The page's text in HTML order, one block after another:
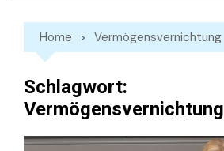
Home Vermögensvernichtung
Schlagwort:
Vermögensvernichtung